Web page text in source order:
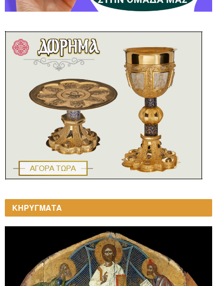
ΚΗΡΥΓΜΑΤΑ